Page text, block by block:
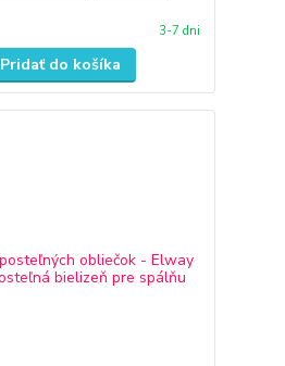
3-7 dni
Pridať do košíka